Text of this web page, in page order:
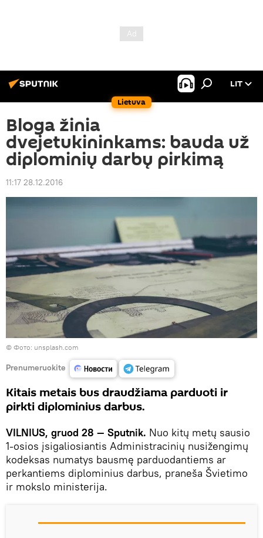
Lietuva
LIT
Bloga žinia
dvejetukininkams: bauda už
diplominių darbų pirkimą
11:17 28.12.2016
© Фото: unsplash.com
Prenumeruokite
Kitais metais bus draudžiama parduoti ir
pirkti diplominius darbus.
VILNIUS, gruod 28 — Sputnik. Nuo kitų metų sausio
1-osios įsigaliosiantis Administracinių nusižengimų
kodeksas numatys bausmę parduodantiems ar
perkantiems diplominius darbus, praneša Švietimo
ir mokslo ministerija.